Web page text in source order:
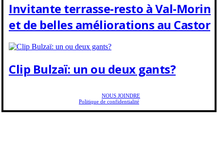
Invitante terrasse-resto à Val-Morin
et de belles améliorations au Castor
Clip Bulzaï: un ou deux gants?
NOUS JOINDRE
Politique de confidentialité